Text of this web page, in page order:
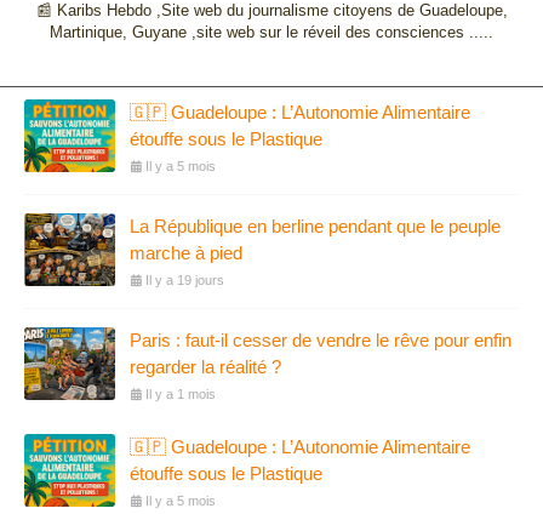
📰 Karibs Hebdo ,Site web du journalisme citoyens de Guadeloupe,
Martinique, Guyane ,site web sur le réveil des consciences .....
🇬🇵 Guadeloupe : L’Autonomie Alimentaire
étouffe sous le Plastique
Il y a 5 mois
La République en berline pendant que le peuple
marche à pied
Il y a 19 jours
Paris : faut-il cesser de vendre le rêve pour enfin
regarder la réalité ?
Il y a 1 mois
🇬🇵 Guadeloupe : L’Autonomie Alimentaire
étouffe sous le Plastique
Il y a 5 mois